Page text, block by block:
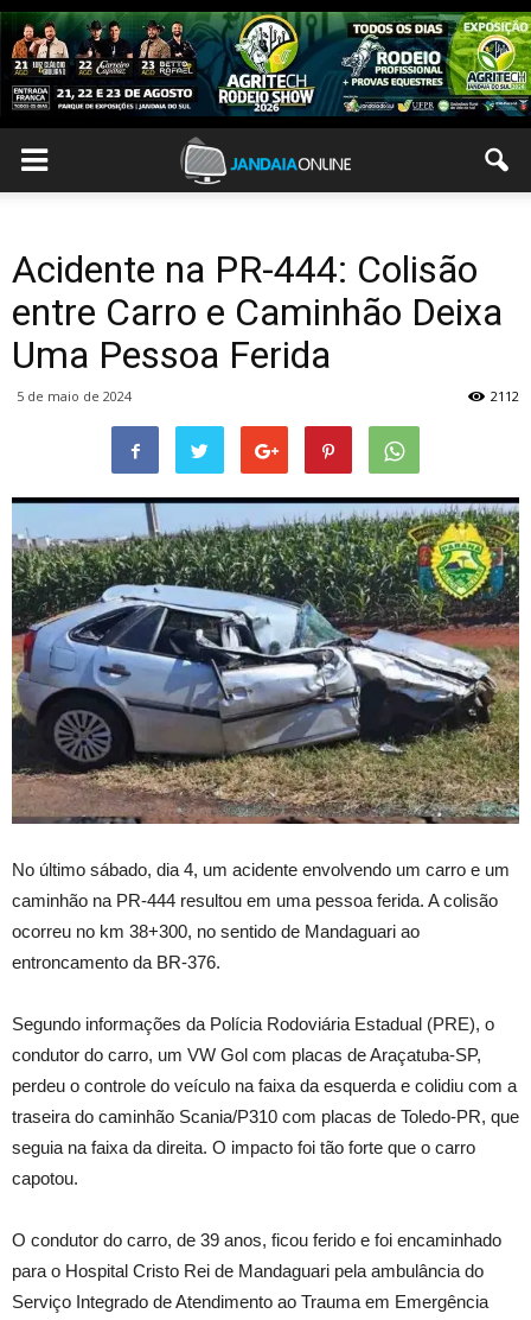
Acidente na PR-444: Colisão
entre Carro e Caminhão Deixa
Uma Pessoa Ferida
5 de maio de 2024 2112
No último sábado, dia 4, um acidente envolvendo um carro e um
caminhão na PR-444 resultou em uma pessoa ferida. A colisão
ocorreu no km 38+300, no sentido de Mandaguari ao
entroncamento da BR-376.
Segundo informações da Polícia Rodoviária Estadual (PRE), o
condutor do carro, um VW Gol com placas de Araçatuba-SP,
perdeu o controle do veículo na faixa da esquerda e colidiu com a
traseira do caminhão Scania/P310 com placas de Toledo-PR, que
seguia na faixa da direita. O impacto foi tão forte que o carro
capotou.
O condutor do carro, de 39 anos, ficou ferido e foi encaminhado
para o Hospital Cristo Rei de Mandaguari pela ambulância do
Serviço Integrado de Atendimento ao Trauma em Emergência